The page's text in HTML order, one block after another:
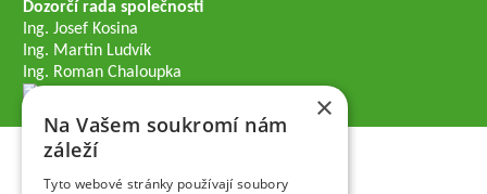
Dozorčí rada společnosti
Ing. Josef Kosina
Ing. Martin Ludvík
Ing. Roman Chaloupka
×
Na Vašem soukromí nám
záleží
Tyto webové stránky používají soubory